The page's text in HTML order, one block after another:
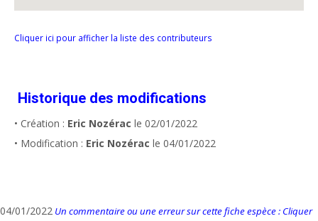
Cliquer ici pour afficher la liste des contributeurs
Historique des modifications
• Création : Eric Nozérac le 02/01/2022
• Modification : Eric Nozérac le 04/01/2022
04/01/2022 Un commentaire ou une erreur sur cette fiche espèce : Cliquer